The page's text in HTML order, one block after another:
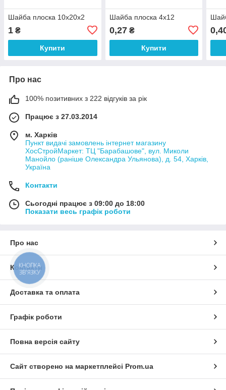
Шайба плоска 10х20х2
1 ₴
Купити
Шайба плоска 4х12
0,27₴
Купити
Про нас
100% позитивних з 222 відгуків за рік
Працює з 27.03.2014
м. Харків
Пункт видачі замовлень інтернет магазину
ХосСтройМаркет: ТЦ "Барабашове", вул. Миколи
Манойло (раніше Олександра Ульянова), д. 54, Харків,
Україна
Контакти
Сьогодні працює з 09:00 до 18:00
Показати весь графік роботи
Про нас
Контакти
Доставка та оплата
Графік роботи
Повна версія сайту
Сайт створено на маркетплейсі Prom.ua
КНОПКА
ЗВ'ЯЗКУ